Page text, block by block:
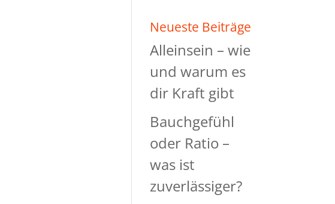
Neueste Beiträge
Alleinsein – wie
und warum es
dir Kraft gibt
Bauchgefühl
oder Ratio –
was ist
zuverlässiger?